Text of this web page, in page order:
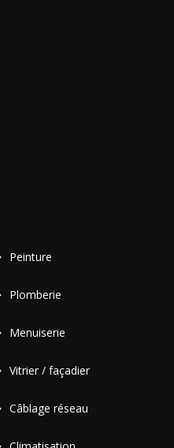
Peinture
Plomberie
Menuiserie
Vitrier / façadier
Câblage réseau